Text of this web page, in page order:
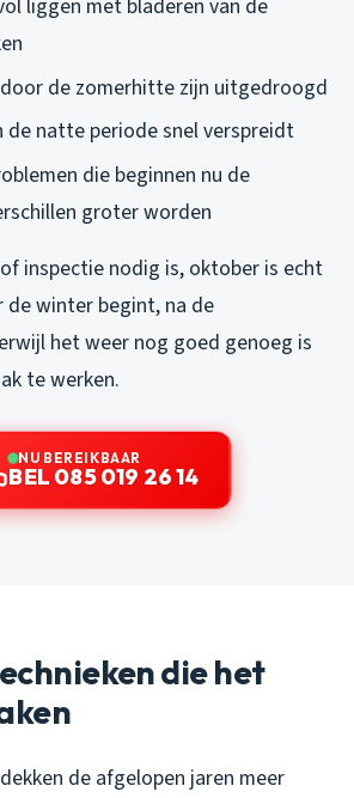
liggen met bladeren van de
de zomerhitte zijn uitgedroogd
de natte periode snel verspreidt
die beginnen nu de
groter worden
inspectie nodig is, oktober is echt
de winter begint, na de
het weer nog goed genoeg is
te werken.
NU BEREIKBAAR
BEL 085 019 26 14
die het
de afgelopen jaren meer